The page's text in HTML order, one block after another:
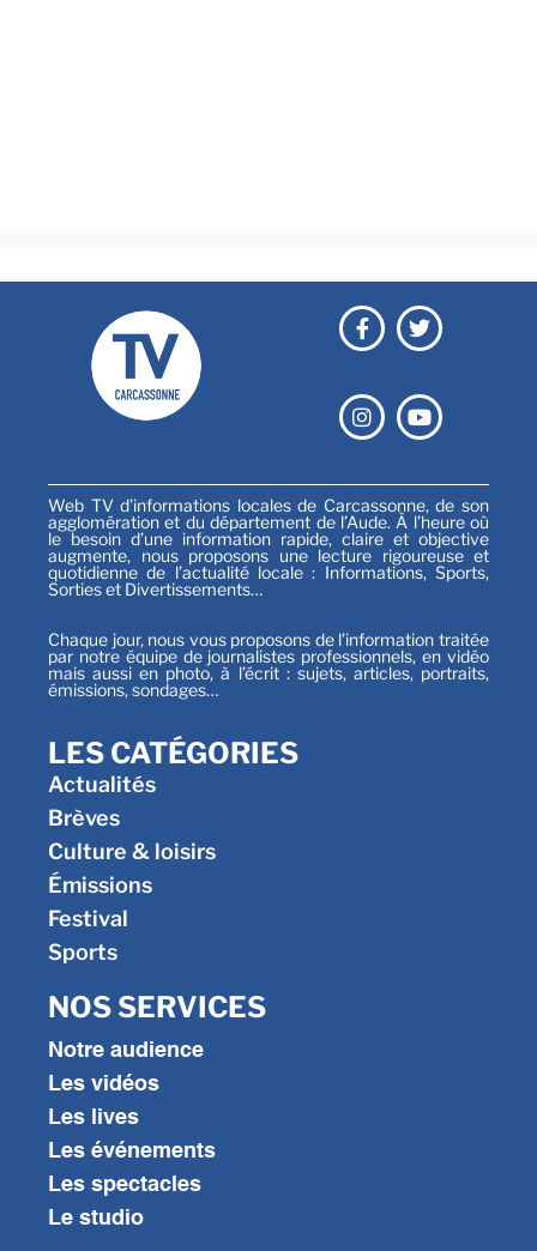
Web TV d’informations locales de Carcassonne, de son
agglomération et du département de l’Aude. À l’heure où
le besoin d’une information rapide, claire et objective
augmente, nous proposons une lecture rigoureuse et
quotidienne de l’actualité locale : Informations, Sports,
Sorties et Divertissements…
Chaque jour, nous vous proposons de l’information traitée
par notre équipe de journalistes professionnels, en vidéo
mais aussi en photo, à l’écrit : sujets, articles, portraits,
émissions, sondages…
LES CATÉGORIES
Actualités
Brèves
Culture & loisirs
Émissions
Festival
Sports
NOS SERVICES
Notre audience
Les vidéos
Les lives
Les événements
Les spectacles
Le studio